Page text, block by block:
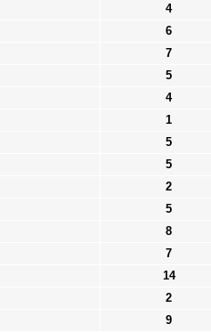
4
6
7
5
4
1
5
5
2
5
8
7
14
2
9